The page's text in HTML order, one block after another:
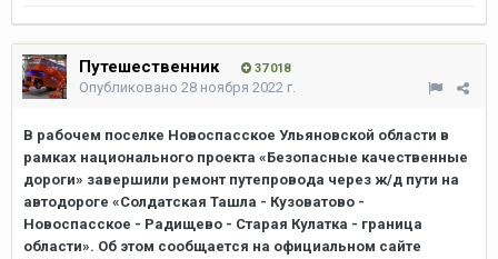
Путешественник 37 018
Опубликовано 28 ноября 2022 г.
В рабочем поселке Новоспасское Ульяновской области в
рамках национального проекта «Безопасные качественные
дороги» завершили ремонт путепровода через ж/д пути на
автодороге «Солдатская Ташла - Кузоватово -
Новоспасское - Радищево - Старая Кулатка - граница
области». Об этом сообщается на официальном сайте